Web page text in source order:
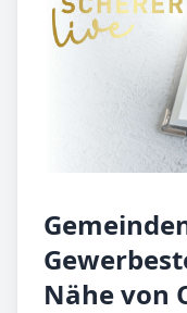
Nähe von